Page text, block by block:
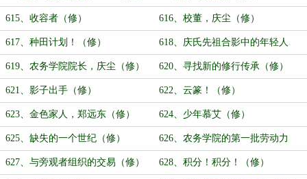
615、收容者（修） 616、校董，庆尘（修）
617、种田计划！（修） 618、庆氏先祖合影中的年轻人
（修）
619、农务学院院长，庆尘（修） 620、寻找新的修行传承（修）
621、影子出手（修） 622、云篆！（修）
623、金色家人，郑远东（修） 624、少年慕艾（修）
625、缺失的一个世纪（修） 626、农务学院的第一批劳动力
（修）
627、与旁观者组织的交易（修） 628、积分！积分！（修）